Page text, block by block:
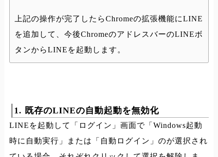
上記の操作が完了したらChromeの拡張機能にLINE
を追加して、今後ChromeのアドレスバーのLINEボ
タンからLINEを起動します。
1. 既存のLINEの自動起動を無効化
LINEを起動して「ログイン」画面で「Windows起動
時に自動実行」または「自動ログイン」のが選択され